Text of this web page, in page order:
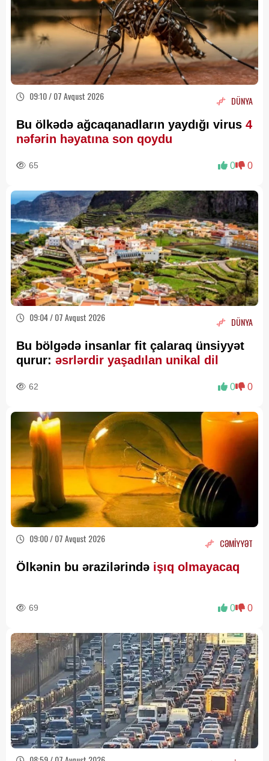
09:10 / 07 Avqust 2026 DÜNYA
Bu ölkədə ağcaqanadların yaydığı virus 4
nəfərin həyatına son qoydu
65 0 0
09:04 / 07 Avqust 2026 DÜNYA
Bu bölgədə insanlar fit çalaraq ünsiyyət
qurur: əsrlərdir yaşadılan unikal dil
62 0 0
09:00 / 07 Avqust 2026 CƏMİYYƏT
Ölkənin bu ərazilərində işıq olmayacaq
69 0 0